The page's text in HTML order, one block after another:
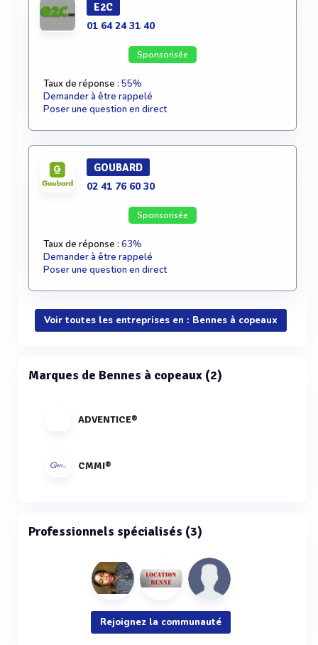
E2C
01 64 24 31 40
Sponsorisée
Taux de réponse : 55%
Demander à être rappelé
Poser une question en direct
GOUBARD
02 41 76 60 30
Sponsorisée
Taux de réponse : 63%
Demander à être rappelé
Poser une question en direct
Voir toutes les entreprises en : Bennes à copeaux
Marques de Bennes à copeaux (2)
ADVENTICE®
CMMI®
Professionnels spécialisés (3)
Rejoignez la communauté